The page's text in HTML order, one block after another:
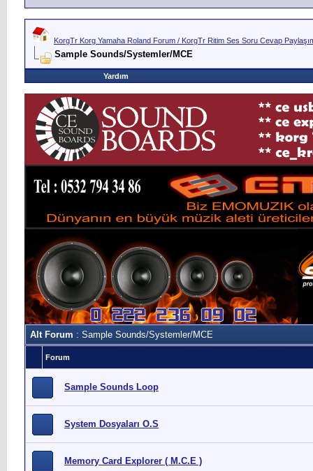
KorgTr Korg Yamaha Roland Forum / KorgTr Ritim Ses Soru Cevap
Sample Sounds/Systemler/MCE
Yardım
Alt Forum : Sample Sounds/Systemler/MCE
Forum
Sample Sounds Loop
System Dosyaları O.S
Memory Card Explorer ( M.C.E )